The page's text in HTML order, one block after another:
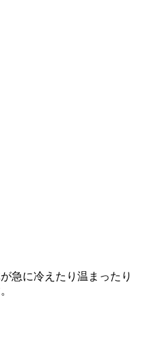
急に冷えたり温まったり